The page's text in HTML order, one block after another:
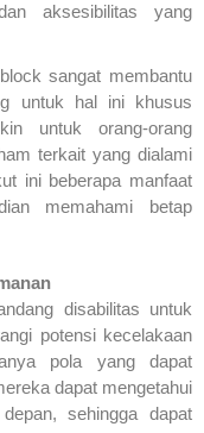
aksesibilitas yang
sangat membantu
untuk hal ini khusus
untuk orang-orang
terkait yang dialami
ini beberapa manfaat
memahami betap
disabilitas untuk
potensi kecelakaan
pola yang dapat
dapat mengetahui
sehingga dapat